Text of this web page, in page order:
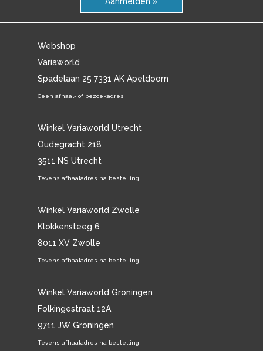
Webshop
Variaworld
Spadelaan 25 7331 AK Apeldoorn
Geen afhaal- of bezoekadres
Winkel Variaworld Utrecht
Oudegracht 218
3511 NS Utrecht
Tevens afhaaladres na bestelling
Winkel Variaworld Zwolle
Klokkensteeg 6
8011 XV Zwolle
Tevens afhaaladres na bestelling
Winkel Variaworld Groningen
Folkingestraat 12A
9711 JW Groningen
Tevens afhaaladres na bestelling